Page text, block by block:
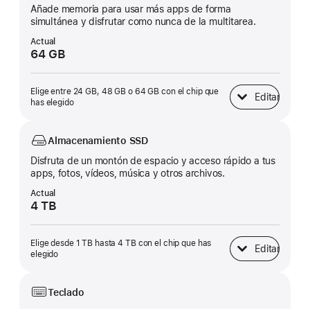
Añade memoria para usar más apps de forma
simultánea y disfrutar como nunca de la multitarea.
Actual
64 GB
Elige entre 24 GB, 48 GB o 64 GB con el chip que
has elegido
Editar
Memoria unificada
Almacenamiento SSD
Disfruta de un montón de espacio y acceso rápido a tus
apps, fotos, vídeos, música y otros archivos.
Actual
4 TB
Elige desde 1 TB hasta 4 TB con el chip que has
elegido
Editar
Almacenamiento
Teclado